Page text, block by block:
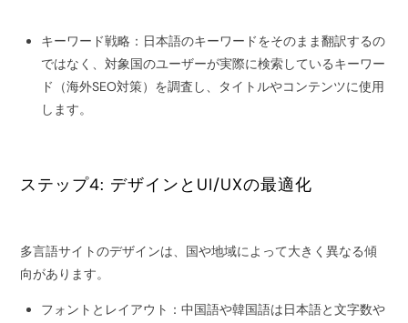
キーワード戦略：日本語のキーワードをそのまま翻訳するの
ではなく、対象国のユーザーが実際に検索しているキーワー
ド（海外SEO対策）を調査し、タイトルやコンテンツに使用
します。
ステップ4: デザインとUI/UXの最適化
多言語サイトのデザインは、国や地域によって大きく異なる傾
向があります。
フォントとレイアウト：中国語や韓国語は日本語と文字数や